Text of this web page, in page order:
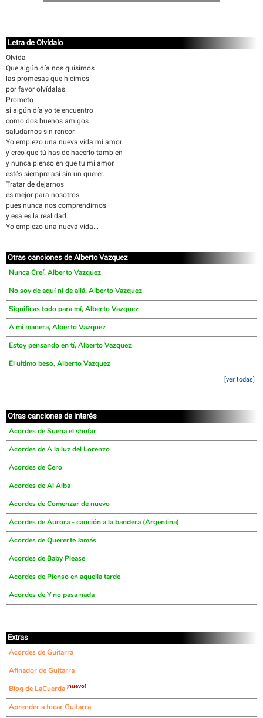
Letra de Olvídalo
Olvida
Que algún día nos quisimos
las promesas que hicimos
por favor olvídalas.
Prometo
si algún día yo te encuentro
como dos buenos amigos
saludarnos sin rencor.
Yo empiezo una nueva vida mi amor
y creo que tú has de hacerlo también
y nunca pienso en que tu mi amor
estés siempre así sin un querer.
Tratar de dejarnos
es mejor para nosotros
pues nunca nos comprendimos
y esa es la realidad.
Yo empiezo una nueva vida...
Otras canciones de Alberto Vazquez
Nunca Creí, Alberto Vazquez
No soy de aquí ni de allá, Alberto Vazquez
Significas todo para mí, Alberto Vazquez
A mi manera, Alberto Vazquez
Estoy pensando en tí, Alberto Vazquez
El ultimo beso, Alberto Vazquez
[ver todas]
Otras canciones de interés
Acordes de Suena el shofar
Acordes de A la luz del Lorenzo
Acordes de Cero
Acordes de Al Alba
Acordes de Comenzar de nuevo
Acordes de Aurora - canción a la bandera (Argentina)
Acordes de Quererte Jamás
Acordes de Baby Please
Acordes de Pienso en aquella tarde
Acordes de Y no pasa nada
Extras
Acordes de Guitarra
Afinador de Guitarra
Blog de LaCuerda ¡nuevo!
Aprender a tocar Guitarra